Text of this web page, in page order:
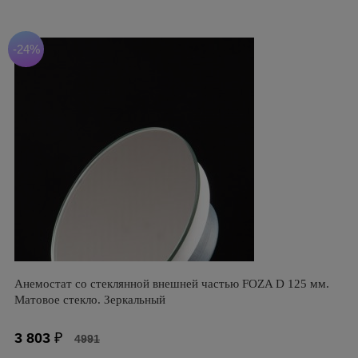
-24%
Анемостат со стеклянной внешней частью FOZA D 125 мм.
Матовое стекло. Зеркальный
3 803 ₽ 4991